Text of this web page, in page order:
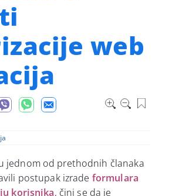
web
jednom od prethodnih članaka
postupak izrade formulara
korisnika, čini se da je